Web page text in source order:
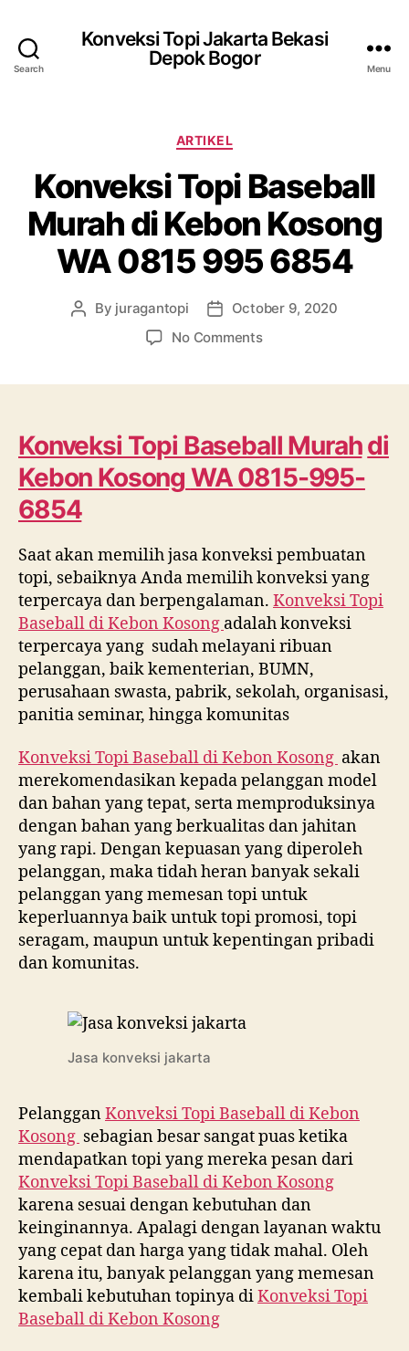
Search
Konveksi Topi Jakarta Bekasi
Depok Bogor
Menu
Categories
ARTIKEL
Konveksi Topi Baseball
Murah di Kebon Kosong
WA 0815 995 6854
Post
By juragantopi
PostOctober 9, 2020
No Commentson
di
Kebon
Kosong
6854
Konveksi Topi Baseball Murahdi
Kebon Kosong WA 0815-995-
6854
Saat akan memilih jasa konveksi pembuatan
topi, sebaiknya Anda memilih konveksi yang
terpercaya dan berpengalaman. Konveksi Topi
Baseball diKebon Kosong adalah konveksi
terpercaya yang sudah melayani ribuan
pelanggan, baik kementerian, BUMN,
perusahaan swasta, pabrik, sekolah, organisasi,
panitia seminar, hingga komunitas
Konveksi Topi Baseball diKebon Kosong akan
merekomendasikan kepada pelanggan model
dan bahan yang tepat, serta memproduksinya
dengan bahan yang berkualitas dan jahitan
yang rapi. Dengan kepuasan yang diperoleh
pelanggan, maka tidah heran banyak sekali
pelanggan yang memesan topi untuk
keperluannya baik untuk topi promosi, topi
seragam, maupun untuk kepentingan pribadi
dan komunitas.
Jasa konveksi jakarta
PelangganKonveksi Topi Baseball diKebon
Kosong sebagian besar sangat puas ketika
mendapatkan topi yang mereka pesan dari
Konveksi Topi Baseball diKebon Kosong
karena sesuai dengan kebutuhan dan
keinginannya. Apalagi dengan layanan waktu
yang cepat dan harga yang tidak mahal. Oleh
karena itu, banyak pelanggan yang memesan
kembali kebutuhan topinya diKonveksi Topi
Baseball diKebon Kosong